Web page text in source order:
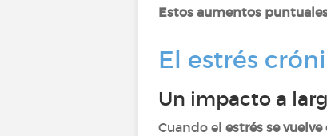
Estos aumentos
El estrés
Un impacto a
Cuando el estrés se